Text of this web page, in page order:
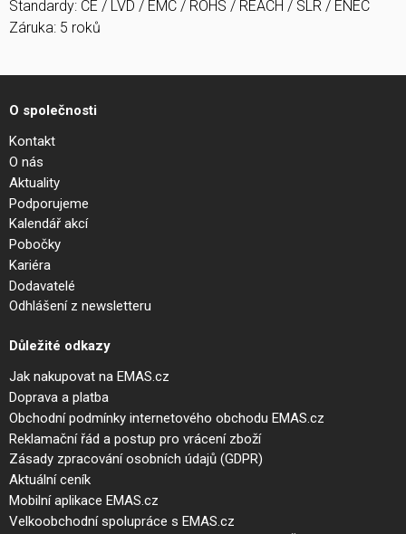
Standardy: CE / LVD / EMC / ROHS / REACH / SLR / ENEC
Záruka: 5 roků
O společnosti
Kontakt
O nás
Aktuality
Podporujeme
Kalendář akcí
Pobočky
Kariéra
Dodavatelé
Odhlášení z newsletteru
Důležité odkazy
Jak nakupovat na EMAS.cz
Doprava a platba
Obchodní podmínky internetového obchodu EMAS.cz
Reklamační řád a postup pro vrácení zboží
Zásady zpracování osobních údajů (GDPR)
Aktuální ceník
Mobilní aplikace EMAS.cz
Velkoobchodní spolupráce s EMAS.cz